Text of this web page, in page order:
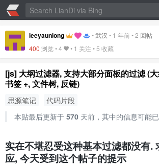
leeyaunlong •武汉 • 1 年前•2 回帖
400 浏览 •4 • 1 关注 •5 收藏
[js] 大纲过滤器, 支持大部分面板的过滤 (
书签 +, 文件树, 反链)
思源笔记
代码片段
本贴最后更新于 570天前，其中的信息可能
实在不堪忍受这种基本过滤都没有.
应, 今天受到这个帖子的提示